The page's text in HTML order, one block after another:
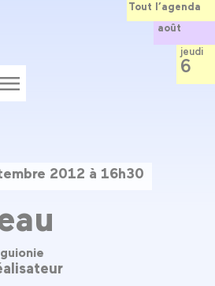
Menu
2012 à 16h30
Tout l’agenda
août
jeudi
6